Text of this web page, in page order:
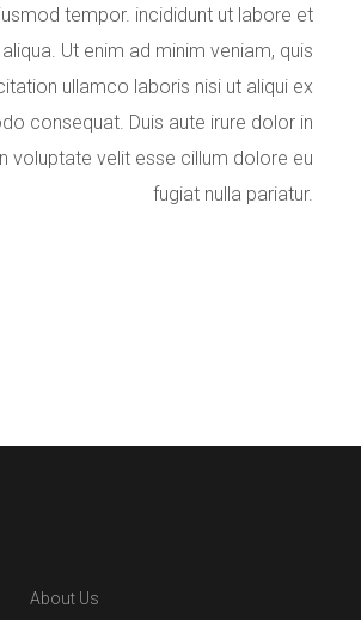
tempor. incididunt ut labore et
Ut enim ad minim veniam, quis
ullamco laboris nisi ut aliqui ex
consequat. Duis aute irure dolor in
voluptate velit esse cillum dolore eu
fugiat nulla pariatur.
About Us